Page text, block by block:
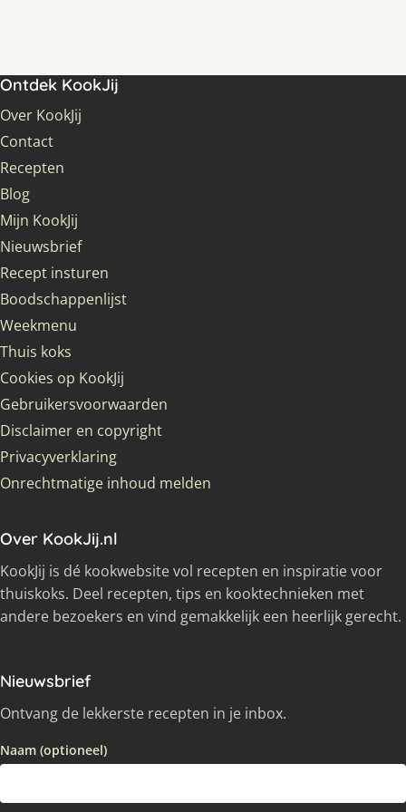
Ontdek KookJij
Over KookJij
Contact
Recepten
Blog
Mijn KookJij
Nieuwsbrief
Recept insturen
Boodschappenlijst
Weekmenu
Thuis koks
Cookies op KookJij
Gebruikersvoorwaarden
Disclaimer en copyright
Privacyverklaring
Onrechtmatige inhoud melden
Over KookJij.nl
KookJij is dé kookwebsite vol recepten en inspiratie voor
thuiskoks. Deel recepten, tips en kooktechnieken met
andere bezoekers en vind gemakkelijk een heerlijk gerecht.
Nieuwsbrief
Ontvang de lekkerste recepten in je inbox.
Naam (optioneel)